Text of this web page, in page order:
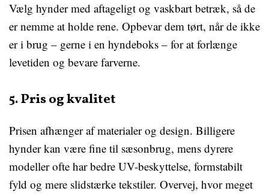
Vælg hynder med aftageligt og vaskbart betræk, så de
er nemme at holde rene. Opbevar dem tørt, når de ikke
er i brug – gerne i en hyndeboks – for at forlænge
levetiden og bevare farverne.
5. Pris og kvalitet
Prisen afhænger af materialer og design. Billigere
hynder kan være fine til sæsonbrug, mens dyrere
modeller ofte har bedre UV-beskyttelse, formstabilt
fyld og mere slidstærke tekstiler. Overvej, hvor meget